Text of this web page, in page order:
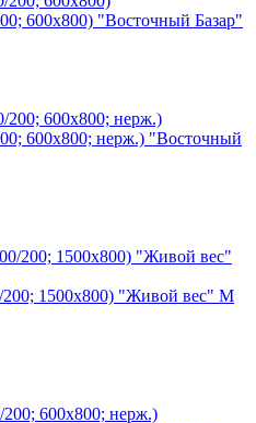
600х800) "Восточный Базар"
600х800; нерж.) "Восточный
1500х800) "Живой вес" М